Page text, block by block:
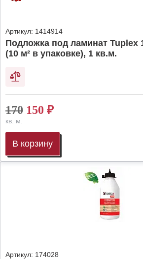
Артикул: 1414914
Подложка под ламинат Tuplex
(10 м² в упаковке), 1 кв.м.
170 150 ₽
кв. м.
В корзину
Артикул: 174028